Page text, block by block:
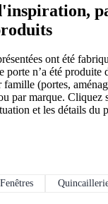
ont été
porte n’a été produite
(portes,
par marque. Cliquez
et les détails du
Fenêtres